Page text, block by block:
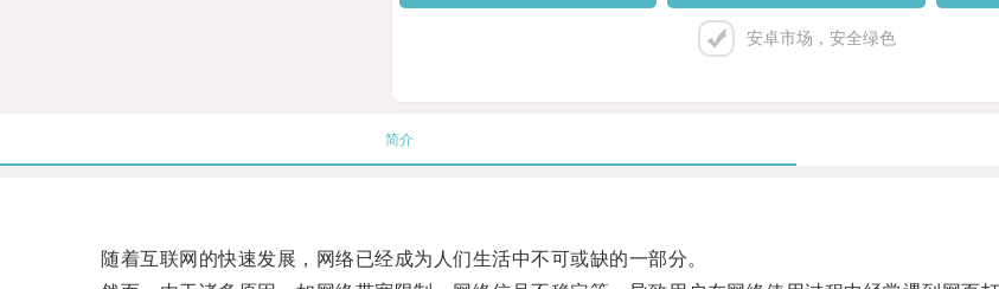
安卓市场，安全绿色
简介
随着互联网的快速发展，网络已经成为人们生活中不可或缺的一部分。